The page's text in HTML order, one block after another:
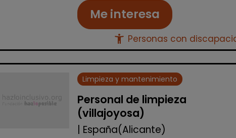
Me interesa
accessibility_new Personas con
Limpieza y mantenimiento
Personal de limpieza
(villajoyosa)
| España(Alicante)